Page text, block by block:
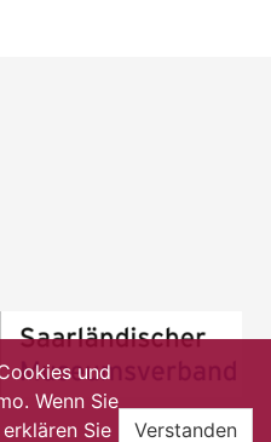
und
Wenn Sie
Sie
Verstanden